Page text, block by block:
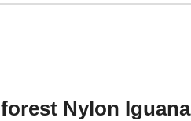
Nylon Iguana